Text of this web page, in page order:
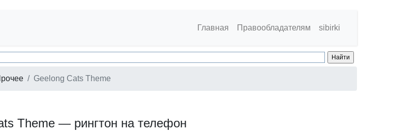
Главная Правообладателям sibirki
Geelong Cats Theme
Theme — рингтон на телефон